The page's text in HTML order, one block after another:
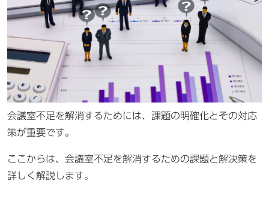
会議室不足を解消するためには、課題の明確化とその対応
策が重要です。
ここからは、会議室不足を解消するための課題と解決策を
詳しく解説します。